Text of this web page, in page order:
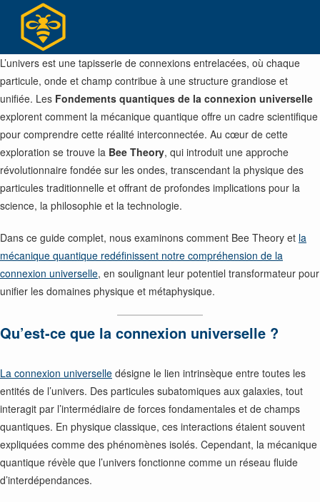
content
L’univers est une tapisserie de connexions entrelacées, où chaque
particule, onde et champ contribue à une structure grandiose et
unifiée. Les Fondements quantiques de la connexion universelle
explorent comment la mécanique quantique offre un cadre scientifique
pour comprendre cette réalité interconnectée. Au cœur de cette
exploration se trouve la Bee Theory, qui introduit une approche
révolutionnaire fondée sur les ondes, transcendant la physique des
particules traditionnelle et offrant de profondes implications pour la
science, la philosophie et la technologie.
Dans ce guide complet, nous examinons comment Bee Theory et la
mécanique quantique redéfinissent notre compréhension de la
connexion universelle, en soulignant leur potentiel transformateur pour
unifier les domaines physique et métaphysique.
Qu’est-ce que la connexion universelle ?
La connexion universelle désigne le lien intrinsèque entre toutes les
entités de l’univers. Des particules subatomiques aux galaxies, tout
interagit par l’intermédiaire de forces fondamentales et de champs
quantiques. En physique classique, ces interactions étaient souvent
expliquées comme des phénomènes isolés. Cependant, la mécanique
quantique révèle que l’univers fonctionne comme un réseau fluide
d’interdépendances.